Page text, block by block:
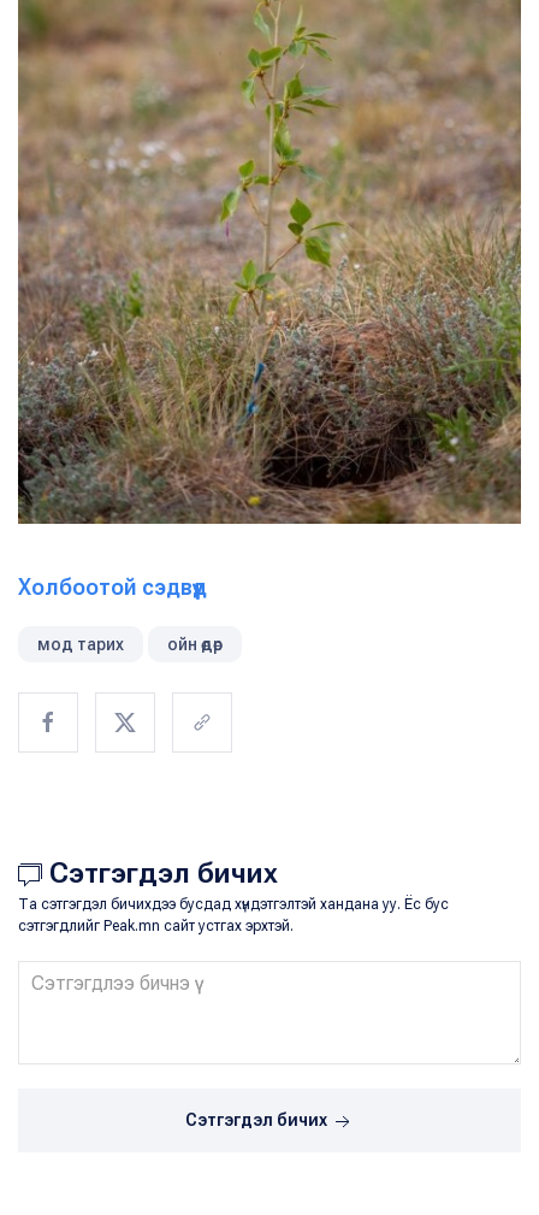
Холбоотой сэдвүүд
мод тарих ойн өдөр
Сэтгэгдэл бичих
Та сэтгэгдэл бичихдээ бусдад хүндэтгэлтэй хандана уу. Ёс бус
сэтгэгдлийг Peak.mn сайт устгах эрхтэй.
Сэтгэгдэл бичих